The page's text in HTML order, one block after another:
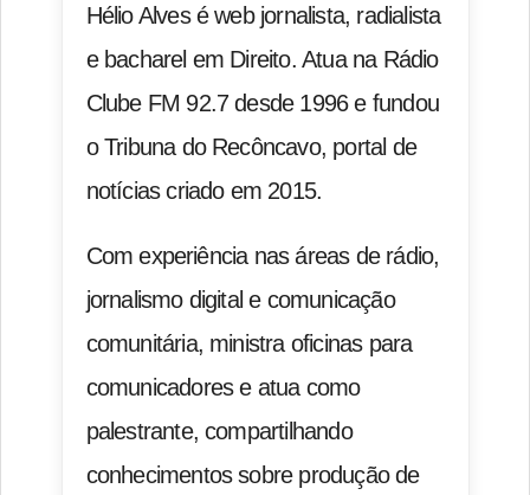
Hélio Alves é web jornalista, radialista
e bacharel em Direito. Atua na Rádio
Clube FM 92.7 desde 1996 e fundou
o Tribuna do Recôncavo, portal de
notícias criado em 2015.
Com experiência nas áreas de rádio,
jornalismo digital e comunicação
comunitária, ministra oficinas para
comunicadores e atua como
palestrante, compartilhando
conhecimentos sobre produção de